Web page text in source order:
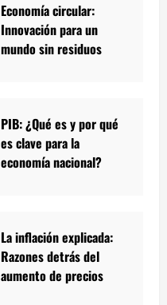
Economía circular:
Innovación para un
mundo sin residuos
PIB: ¿Qué es y por qué
es clave para la
economía nacional?
La inflación explicada:
Razones detrás del
aumento de precios